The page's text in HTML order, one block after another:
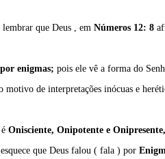
que Deus , em Números 12: 8
por enigmas; pois ele vê a forma do
de interpretações inócuas e
Onisciente, Onipotente e Onipresente,
que Deus falou ( fala ) por